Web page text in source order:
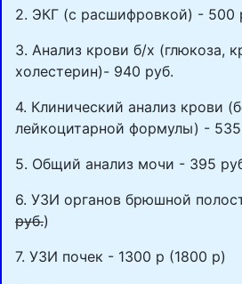
2. ЭКГ (с расшифровкой) - 500
3. Анализ крови б/х (глюкоза,
холестерин)- 940 руб.
4. Клинический анализ крови
лейкоцитарной формулы) - 535
5. Общий анализ мочи - 395
6. УЗИ органов брюшной
руб.)
7. УЗИ почек - 1300 р (1800 р)